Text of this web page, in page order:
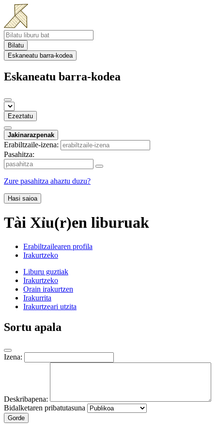
Bilatu
Eskaneatu barra-kodea
Eskaneatu barra-kodea
Ezeztatu
Jakinarazpenak
Erabiltzaile-izena:
Pasahitza:
Zure pasahitza ahaztu duzu?
Hasi saioa
Tài Xỉu(r)en liburuak
Erabiltzailearen profila
Irakurtzeko
Liburu guztiak
Irakurtzeko
Orain irakurtzen
Irakurrita
Irakurtzeari utzita
Sortu apala
Izena:
Deskribapena:
Bidalketaren pribatutasuna
Gorde